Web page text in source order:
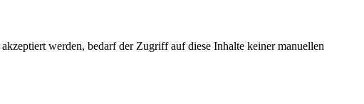
werden, bedarf der Zugriff auf diese Inhalte keiner manuellen